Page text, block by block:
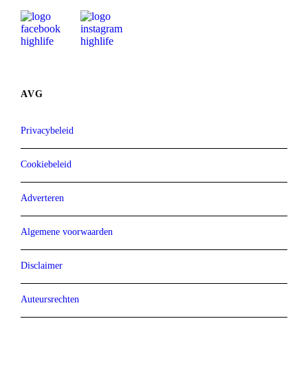
AVG
Privacybeleid
Cookiebeleid
Adverteren
Algemene voorwaarden
Disclaimer
Auteursrechten